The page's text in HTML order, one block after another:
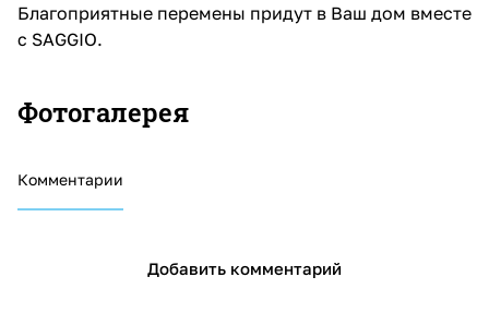
Благоприятные перемены придут в Ваш дом вместе
с SAGGIO.
Фотогалерея
Комментарии
Добавить комментарий